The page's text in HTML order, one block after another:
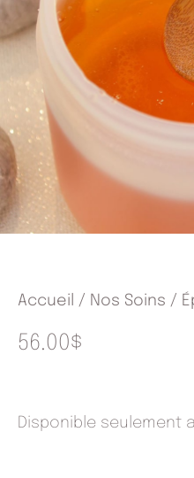
Accueil / Nos Soins /
56.00$
Disponible seulement